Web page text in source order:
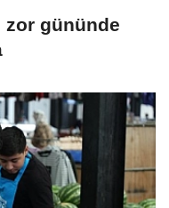
gününde